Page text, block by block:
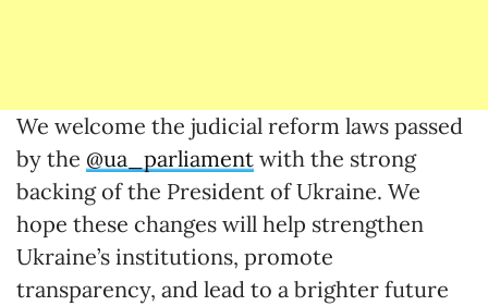
We welcome the judicial reform laws passed
by the @ua_parliament with the strong
backing of the President of Ukraine. We
hope these changes will help strengthen
Ukraine’s institutions, promote
transparency, and lead to a brighter future